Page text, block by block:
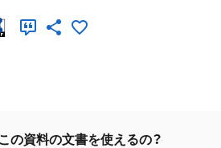
の資料の文書を使えるの？